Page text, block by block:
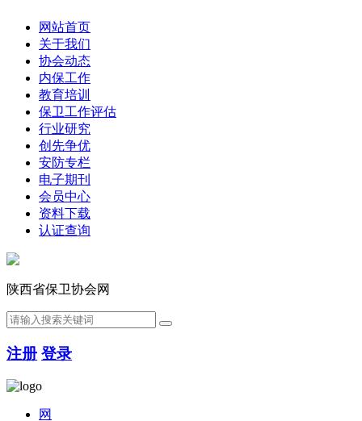
网站首页
关于我们
协会动态
内保工作
教育培训
保卫工作评估
行业研究
创先争优
安防专栏
电子期刊
会员中心
资料下载
认证查询
陕西省保卫协会网
注册 登录
网